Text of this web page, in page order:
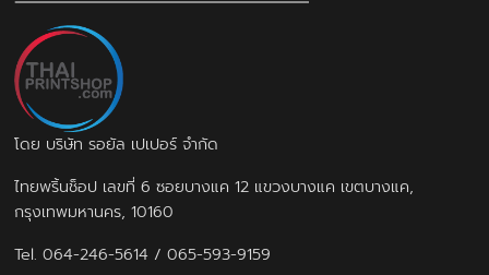
โดย บริษัท รอยัล เปเปอร์ จำกัด
ไทยพริ้นช็อป เลขที่ 6 ซอยบางแค 12 แขวงบางแค เขตบางแค,
กรุงเทพมหานคร, 10160
Tel.064-246-5614 /065-593-9159